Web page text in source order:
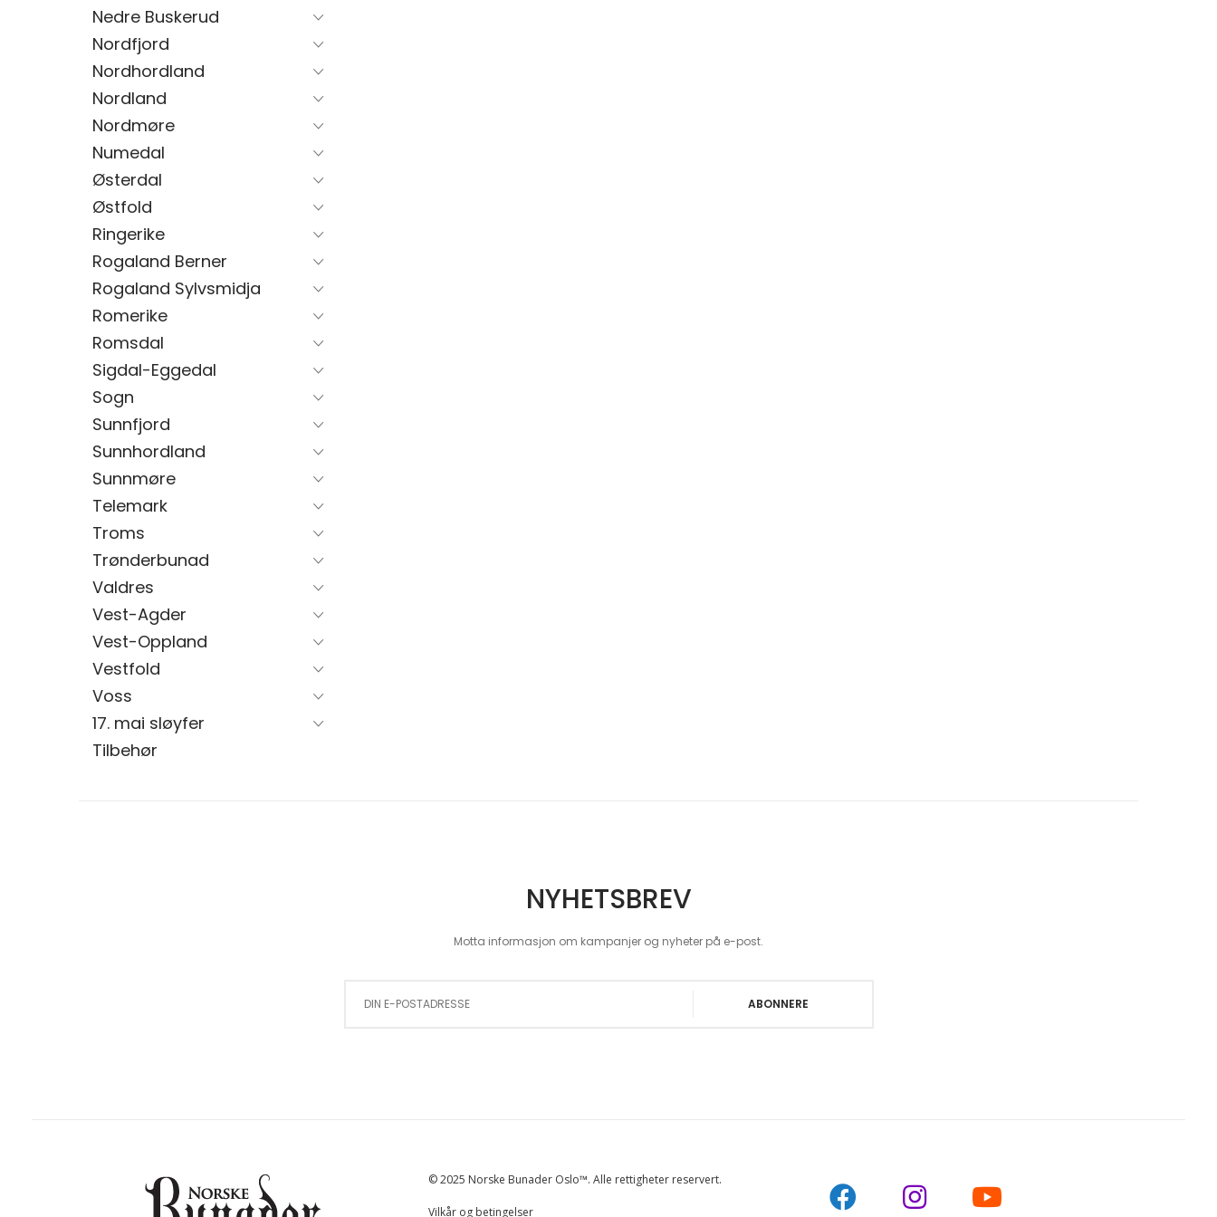
Nedre Buskerud
Nordfjord
Nordhordland
Nordland
Nordmøre
Numedal
Østerdal
Østfold
Ringerike
Rogaland Berner
Rogaland Sylvsmidja
Romerike
Romsdal
Sigdal-Eggedal
Sogn
Sunnfjord
Sunnhordland
Sunnmøre
Telemark
Troms
Trønderbunad
Valdres
Vest-Agder
Vest-Oppland
Vestfold
Voss
17. mai sløyfer
Tilbehør
NYHETSBREV
Motta informasjon om kampanjer og nyheter på e-post.
ABONNERE
© 2025 Norske Bunader Oslo™. Alle rettigheter reservert.
Vilkår og betingelser